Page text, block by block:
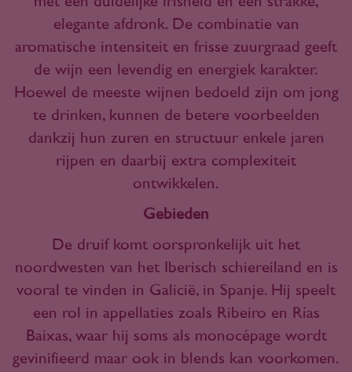
elegante afdronk. De combinatie van
aromatische intensiteit en frisse zuurgraad geeft
de wijn een levendig en energiek karakter.
Hoewel de meeste wijnen bedoeld zijn om jong
te drinken, kunnen de betere voorbeelden
dankzij hun zuren en structuur enkele jaren
rijpen en daarbij extra complexiteit
ontwikkelen.
Gebieden
De druif komt oorspronkelijk uit het
noordwesten van het Iberisch schiereiland en is
vooral te vinden in Galicië, in Spanje. Hij speelt
een rol in appellaties zoals Ribeiro en Rías
Baixas, waar hij soms als monocépage wordt
gevinifieerd maar ook in blends kan voorkomen.